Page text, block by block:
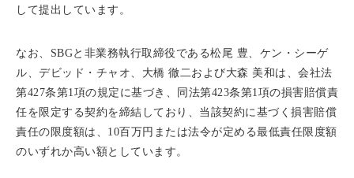
して提出しています。
なお、SBGと非業務執行取締役である松尾 豊、ケン・シーゲ
ル、デビッド・チャオ、大橋 徹二および大森 美和は、会社法
第427条第1項の規定に基づき、同法第423条第1項の損害賠償責
任を限定する契約を締結しており、当該契約に基づく損害賠償
責任の限度額は、10百万円または法令が定める最低責任限度額
のいずれか高い額としています。